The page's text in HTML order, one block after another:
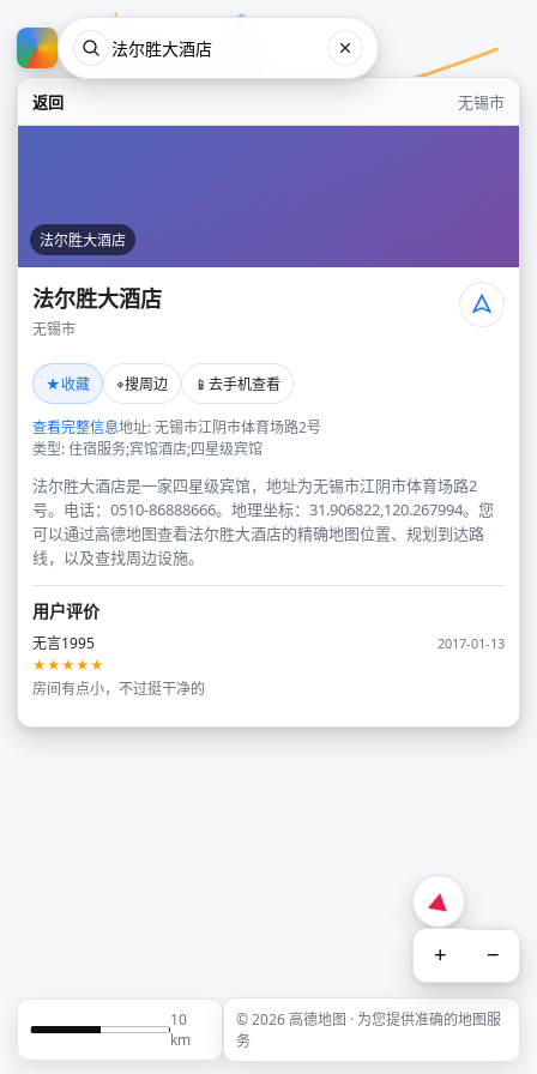
返回 无锡市
法尔胜大酒店
法尔胜大酒店
无锡市
★收藏 ⌖搜周边 📱 去手机查看
查看完整信息地址: 无锡市江阴市体育场路2号
类型: 住宿服务;宾馆酒店;四星级宾馆
法尔胜大酒店是一家四星级宾馆，地址为无锡市江阴市体育场路2
号。电话：0510-86888666。地理坐标：31.906822,120.267994。您
可以通过高德地图查看法尔胜大酒店的精确地图位置、规划到达路
线，以及查找周边设施。
用户评价
无言1995
2017-01-13
★★★★★
房间有点小，不过挺干净的
+ −
10
km
© 2026 高德地图 · 为您提供准确的地图服
务